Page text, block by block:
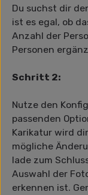
Du suchst dir
ist es egal, ob
Anzahl der
Personen
Schritt 2:
Nutze den
passenden
Karikatur wird
mögliche
lade zum
Auswahl der
erkennen ist.